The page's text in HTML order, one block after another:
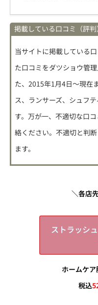
掲載している口コミ（評
当サイトに掲載している
た口コミをダツショウ管
た、2015年1月4日～現在
ス、ランサーズ、シュフ
す。万が一、不適切な口
絡ください。不適切と判
ます。
＼各店
ストラッシ
ホームケア
税込